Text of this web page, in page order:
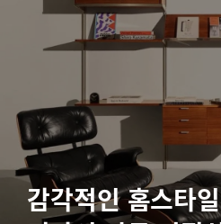
감각적인 홈스타